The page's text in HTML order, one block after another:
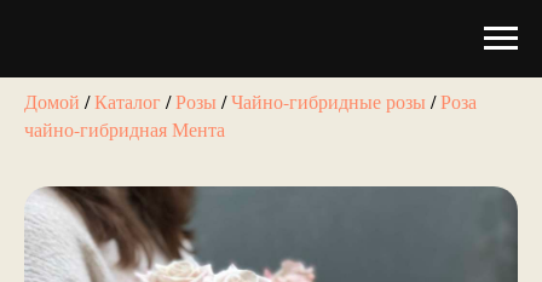
Домой /Каталог /Розы /Чайно-гибридные розы /Роза
чайно-гибридная Мента